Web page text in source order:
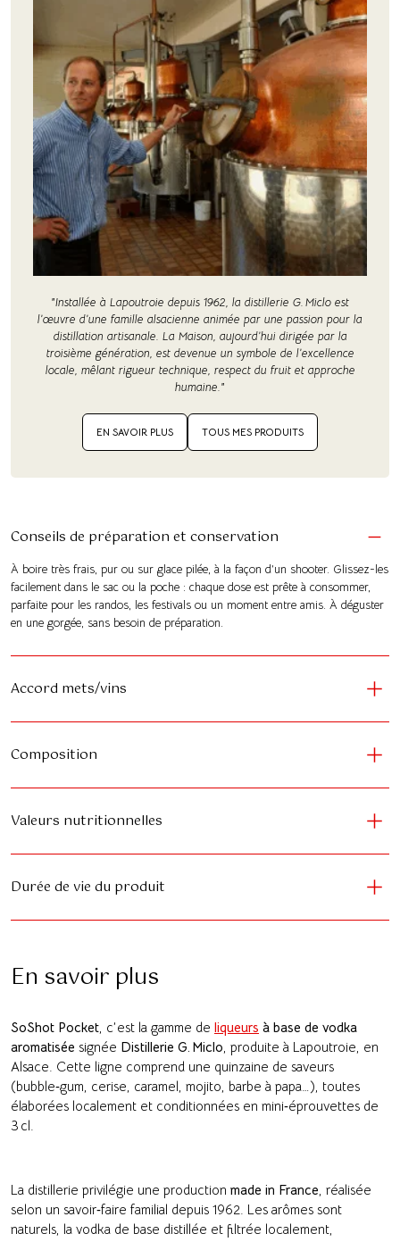
"Installée à Lapoutroie depuis 1962, la distillerie G. Miclo est
l’œuvre d’une famille alsacienne animée par une passion pour la
distillation artisanale. La Maison, aujourd’hui dirigée par la
troisième génération, est devenue un symbole de l’excellence
locale, mêlant rigueur technique, respect du fruit et approche
humaine."
EN SAVOIR PLUS TOUS MES PRODUITS
Conseils de préparation et conservation
À boire très frais, pur ou sur glace pilée, à la façon d’un shooter. Glissez-les
facilement dans le sac ou la poche : chaque dose est prête à consommer,
parfaite pour les randos, les festivals ou un moment entre amis. À déguster
en une gorgée, sans besoin de préparation.
Accord mets/vins
Composition
Valeurs nutritionnelles
Durée de vie du produit
En savoir plus
SoShot Pocket, c’est la gamme de liqueurs à base de vodka
aromatisée signée Distillerie G. Miclo, produite à Lapoutroie, en
Alsace. Cette ligne comprend une quinzaine de saveurs
(bubble‑gum, cerise, caramel, mojito, barbe à papa…), toutes
élaborées localement et conditionnées en mini‑éprouvettes de
3 cl.
La distillerie privilégie une production made in France, réalisée
selon un savoir‑faire familial depuis 1962. Les arômes sont
naturels, la vodka de base distillée et filtrée localement,